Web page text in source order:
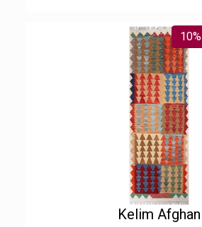
10%
Kelim Afghan